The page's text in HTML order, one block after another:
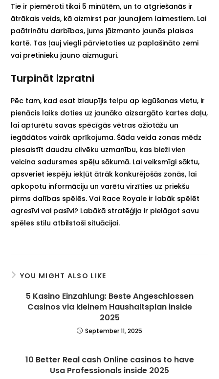
Tie ir piemēroti tikai 5 minūtēm, un to atgriešanās ir
ātrākais veids, kā aizmirst par jaunajiem laimestiem. Lai
paātrinātu darbības, jums jāizmanto jaunās plaisas
kartē. Tas ļauj viegli pārvietoties uz paplašināto zemi
vai pretinieku jauno aizmuguri.
Turpināt izpratni
Pēc tam, kad esat izlaupījis telpu ap iegūšanas vietu, ir
pienācis laiks doties uz jaunāko aizsargāto kartes daļu,
lai apturētu savas spēcīgās vētras ažiotāžu un
iegādātos vairāk aprīkojuma. Šāda veida zonas mēdz
piesaistīt daudzu cilvēku uzmanību, kas bieži vien
veicina sadursmes spēļu sākumā. Lai veiksmīgi sāktu,
apsveriet iespēju iekļūt ātrāk konkurējošās zonās, lai
apkopotu informāciju un varētu virzīties uz priekšu
pirms dalības spēlēs. Vai Race Royale ir labāk spēlēt
agresīvi vai pasīvi? Labākā stratēģija ir pielāgot savu
spēles stilu atbilstoši situācijai.
YOU MIGHT ALSO LIKE
5 Kasino Einzahlung: Beste Angeschlossen
Casinos via kleinem Haushaltsplan inside
2025
September 11, 2025
10 Better Real cash Online casinos to have
Usa Professionals inside 2025